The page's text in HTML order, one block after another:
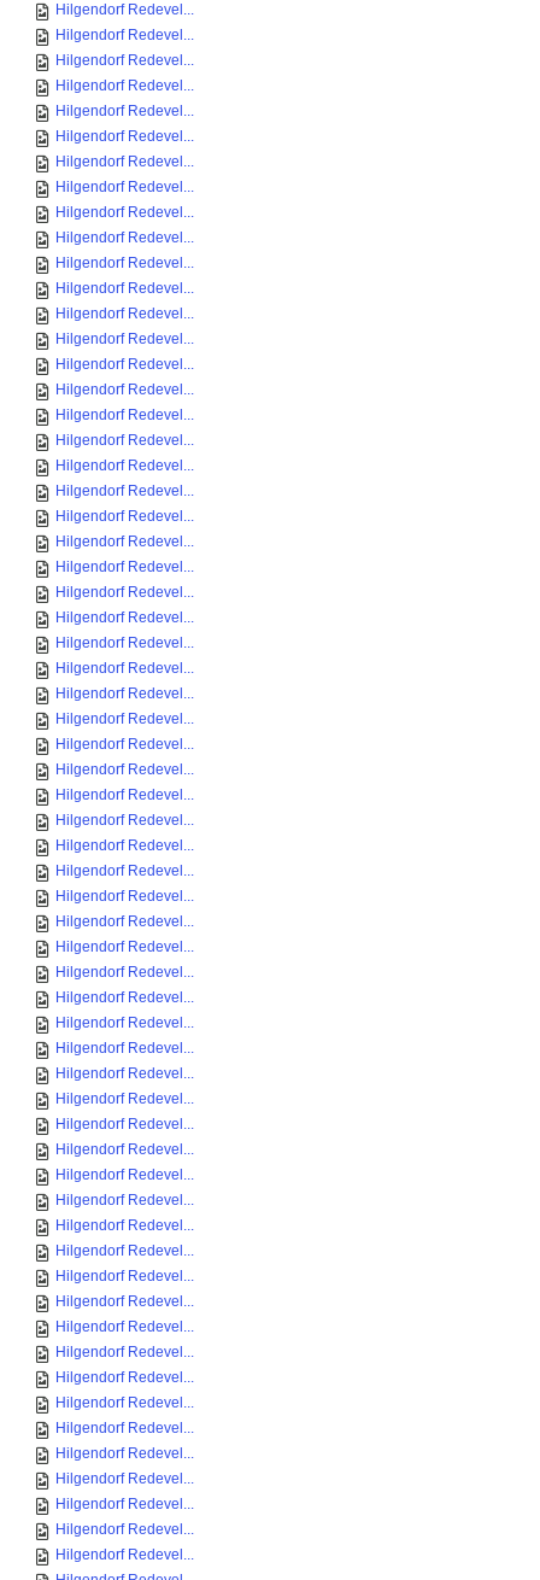
Hilgendorf Redevel...
Hilgendorf Redevel...
Hilgendorf Redevel...
Hilgendorf Redevel...
Hilgendorf Redevel...
Hilgendorf Redevel...
Hilgendorf Redevel...
Hilgendorf Redevel...
Hilgendorf Redevel...
Hilgendorf Redevel...
Hilgendorf Redevel...
Hilgendorf Redevel...
Hilgendorf Redevel...
Hilgendorf Redevel...
Hilgendorf Redevel...
Hilgendorf Redevel...
Hilgendorf Redevel...
Hilgendorf Redevel...
Hilgendorf Redevel...
Hilgendorf Redevel...
Hilgendorf Redevel...
Hilgendorf Redevel...
Hilgendorf Redevel...
Hilgendorf Redevel...
Hilgendorf Redevel...
Hilgendorf Redevel...
Hilgendorf Redevel...
Hilgendorf Redevel...
Hilgendorf Redevel...
Hilgendorf Redevel...
Hilgendorf Redevel...
Hilgendorf Redevel...
Hilgendorf Redevel...
Hilgendorf Redevel...
Hilgendorf Redevel...
Hilgendorf Redevel...
Hilgendorf Redevel...
Hilgendorf Redevel...
Hilgendorf Redevel...
Hilgendorf Redevel...
Hilgendorf Redevel...
Hilgendorf Redevel...
Hilgendorf Redevel...
Hilgendorf Redevel...
Hilgendorf Redevel...
Hilgendorf Redevel...
Hilgendorf Redevel...
Hilgendorf Redevel...
Hilgendorf Redevel...
Hilgendorf Redevel...
Hilgendorf Redevel...
Hilgendorf Redevel...
Hilgendorf Redevel...
Hilgendorf Redevel...
Hilgendorf Redevel...
Hilgendorf Redevel...
Hilgendorf Redevel...
Hilgendorf Redevel...
Hilgendorf Redevel...
Hilgendorf Redevel...
Hilgendorf Redevel...
Hilgendorf Redevel...